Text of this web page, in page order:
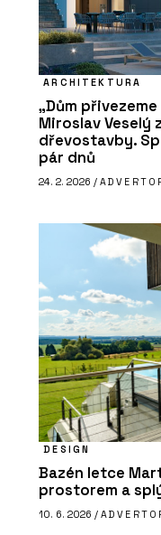
ARCHITEKTURA
„Dům
Miroslav Veselý
dřevostavby.
pár dnů
24. 2. 2026 /
DESIGN
Bazén letce
prostorem a
10. 6. 2026 /